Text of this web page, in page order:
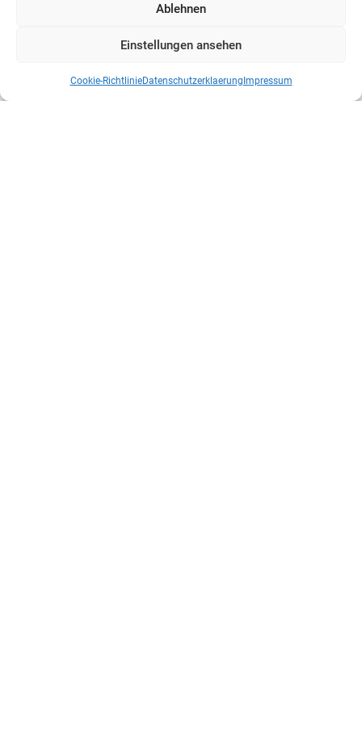
Ablehnen
Einstellungen ansehen
Cookie-RichtlinieDatenschutzerklaerung Impressum